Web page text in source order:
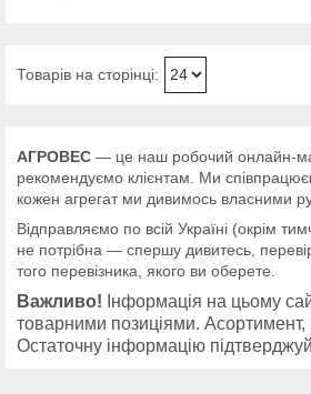
АГРОВЕС — це наш робочий онлайн-
рекомендуємо клієнтам. Ми
кожен агрегат ми дивимось власними
Відправляємо по всій Україні (окрім
не потрібна — спершу дивитесь,
того перевізника, якого ви оберете.
Важливо! Інформація на цьому
товарними позиціями. Асортимент,
Остаточну інформацію